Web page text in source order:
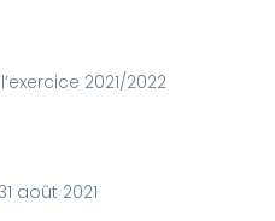
2021/2022
août 2021